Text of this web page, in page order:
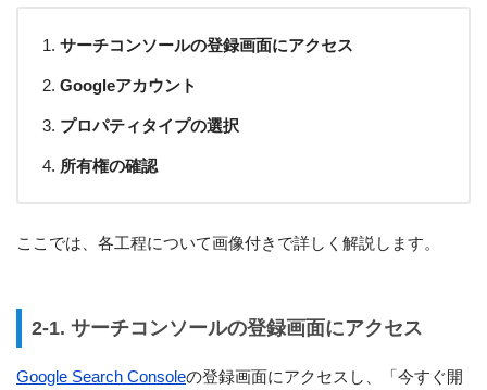
サーチコンソールの登録画面にアクセス
Googleアカウント
プロパティタイプの選択
所有権の確認
ここでは、各工程について画像付きで詳しく解説します。
2-1. サーチコンソールの登録画面にアクセス
Google Search Consoleの登録画面にアクセスし、「今すぐ開